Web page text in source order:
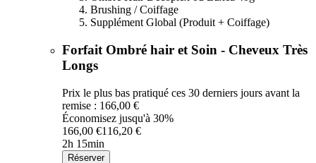
Brushing / Coiffage
Supplément Global (Produit + Coiffage)
Forfait Ombré hair et Soin - Cheveux Très
Longs
Prix le plus bas pratiqué ces 30 derniers jours avant la
remise : 166,00 €
Économisez jusqu'à 30%
166,00 €116,20 €
2h 15min
Réserver